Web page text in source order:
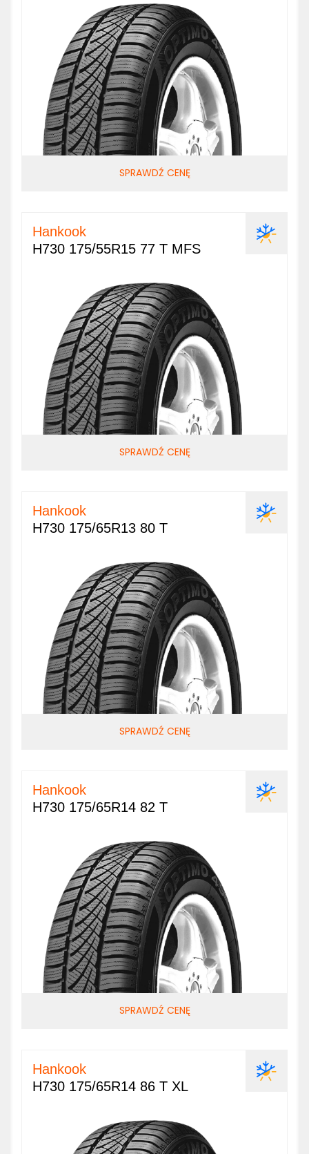
SPRAWDŹ CENĘ
Hankook
H730 175/55R15 77 T MFS
SPRAWDŹ CENĘ
Hankook
H730 175/65R13 80 T
SPRAWDŹ CENĘ
Hankook
H730 175/65R14 82 T
SPRAWDŹ CENĘ
Hankook
H730 175/65R14 86 T XL